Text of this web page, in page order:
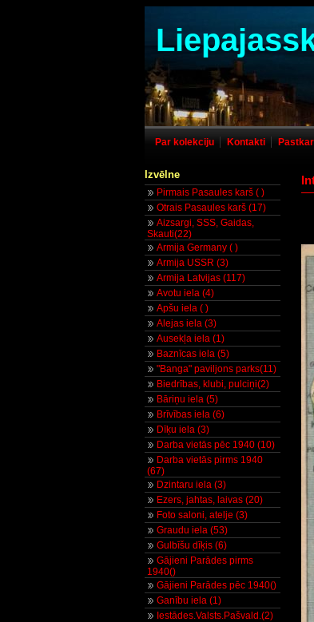
Par kolekciju Kontakti
Izvēlne
Pirmais Pasaules karš ( )
Otrais Pasaules karš (17)
Aizsargi, SSS, Gaidas,
Skauti(22)
Armija Germany ( )
Armija USSR (3)
Armija Latvijas (117)
Avotu iela (4)
Apšu iela ( )
Alejas iela (3)
Ausekļa iela (1)
Baznīcas iela (5)
"Banga" paviljons parks(11)
Biedrības, klubi, pulciņi(2)
Bāriņu iela (5)
Brīvības iela (6)
Dīķu iela (3)
Darba vietās pēc 1940 (10)
Darba vietās pirms 1940
(67)
Dzintaru iela (3)
Ezers, jahtas, laivas (20)
Foto saloni, atelje (3)
Graudu iela (53)
Gulbīšu dīķis (6)
Gājieni Parādes pirms
1940()
Gājieni Parādes pēc 1940()
Ganību iela (1)
Iestādes.Valsts.Pašvald.(2)